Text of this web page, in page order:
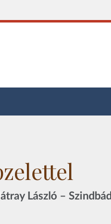
László – Szindbád